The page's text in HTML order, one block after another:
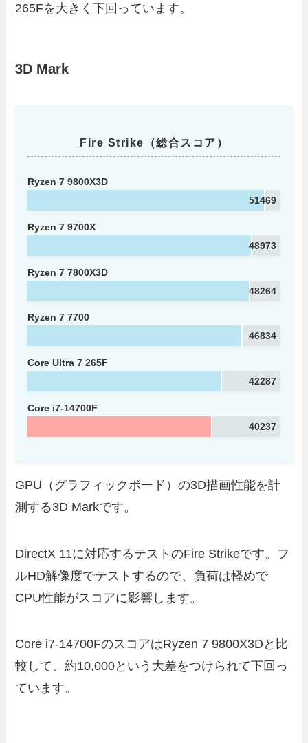
265Fを大きく下回っています。
3D Mark
Fire Strike（総合スコア）
Ryzen 7 9800X3D
51469
Ryzen 7 9700X
48973
Ryzen 7 7800X3D
48264
Ryzen 7 7700
46834
Core Ultra 7 265F
42287
Core i7-14700F
40237
GPU（グラフィックボード）の3D描画性能を計
測する3D Markです。
DirectX 11に対応するテストのFire Strikeです。フ
ルHD解像度でテストするので、負荷は軽めで
CPU性能がスコアに影響します。
Core i7-14700FのスコアはRyzen 7 9800X3Dと比
較して、約10,000という大差をつけられて下回っ
ています。